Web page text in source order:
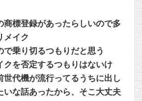
商標登録があったらしいので多
メイク
で乗り切るつもりだと思う
クを否定するつもりはないけ
世代機が流行ってるうちに出し
いな話あったから、そこ大丈夫